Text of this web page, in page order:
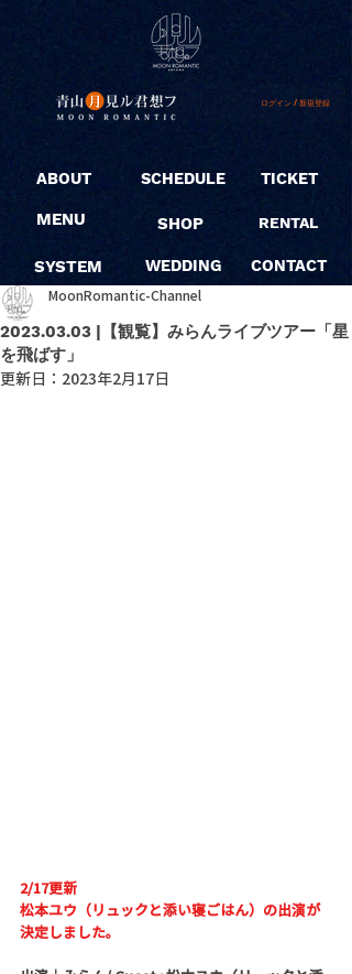
ログイン / 新規登録
ABOUT
MENU
SYSTEM
SCHEDULE
SHOP
WEDDING
TICKET
RENTAL
CONTACT
2023.03.03 |【観覧】みらんライブツアー「星
を飛ばす」
MoonRomantic-Channel
更新日： 2023年2月17日
2/17更新
松本ユウ（リュックと添い寝ごはん）の出演が
決定しました。